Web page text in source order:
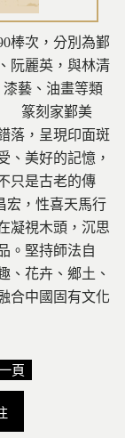
棒次，分別為鄞
阮麗英，與林清
藝、油畫等類
篆刻家鄞美
落，呈現印面斑
、美好的記憶，
只是古老的傳
，性喜天馬行
凝視木頭，沉思
。堅持師法自
、花卉、鄉土、
合中國固有文化
頁